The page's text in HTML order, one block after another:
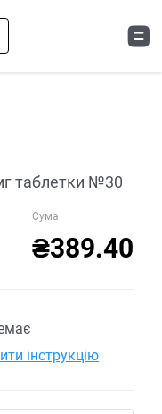
таблетки №30
Сума
₴389.40
інструкцію